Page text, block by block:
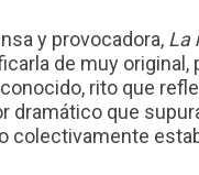
y provocadora, La
de muy original,
rito que
dramático que
colectivamente